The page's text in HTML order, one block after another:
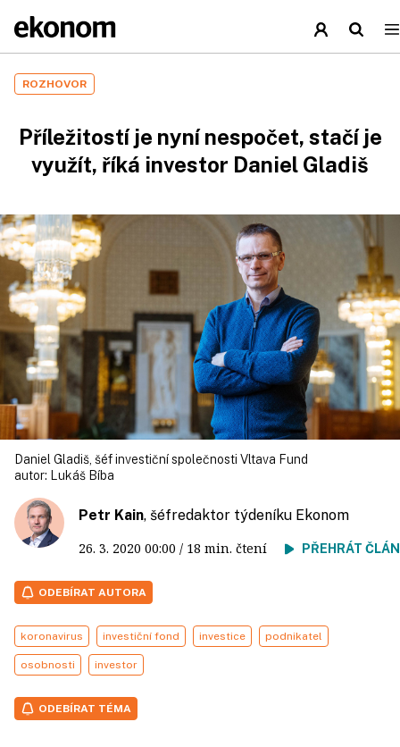
ROZHOVOR
Příležitostí je nyní nespočet, stačí je
využít, říká investor Daniel Gladiš
Daniel Gladiš, šéf investiční společnosti Vltava Fund
autor:
Lukáš Bíba
Petr Kain, šéfredaktor týdeníku Ekonom
26. 3. 2020 00:00 / 18 min. čtení PŘEHRÁT
ODEBÍRAT AUTORA
koronavirus investiční fond investice podnikatel
osobnosti investor
ODEBÍRAT TÉMA